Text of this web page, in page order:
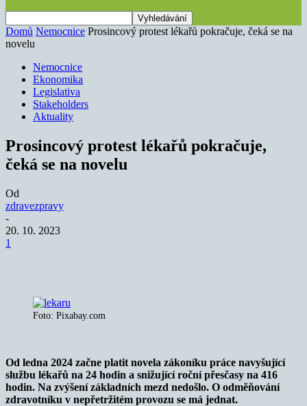
Domů Nemocnice Prosincový protest lékařů pokračuje, čeká se na
novelu
Nemocnice
Ekonomika
Legislativa
Stakeholders
Aktuality
Prosincový protest lékařů pokračuje,
čeká se na novelu
Od
zdravezpravy
-
20. 10. 2023
1
Foto: Pixabay.com
Od ledna 2024 začne platit novela zákoníku práce navyšující
službu lékařů na 24 hodin a snižující roční přesčasy na 416
hodin. Na zvýšení základních mezd nedošlo. O odměňování
zdravotníku v nepřetržitém provozu se má jednat.